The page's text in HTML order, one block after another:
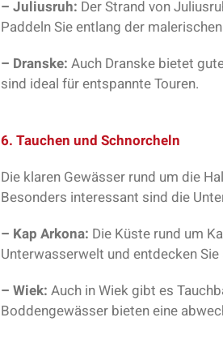
– Juliusruh: Der Strand von
Paddeln Sie entlang der
– Dranske: Auch Dranske bietet
sind ideal für entspannte Touren.
6. Tauchen und Schnorcheln
Die klaren Gewässer rund um die
Besonders interessant sind die
– Kap Arkona: Die Küste rund um
Unterwasserwelt und entdecken
– Wiek: Auch in Wiek gibt es
Boddengewässer bieten eine